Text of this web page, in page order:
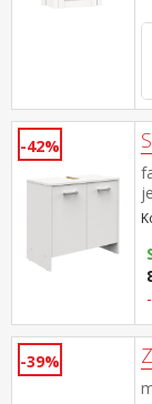
-42%
-39%